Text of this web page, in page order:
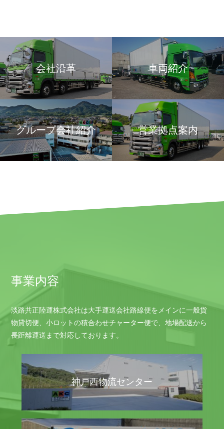
会社沿革 車両紹介
グループ会社紹介 営業拠点案内
事業内容
淡路共正陸運株式会社は大手運送会社路線便をメインに一般貨
物貸切便、小ロットの積合わせチャーター便で、地場配送から
長距離運送まで対応しております。
神戸西物流センター